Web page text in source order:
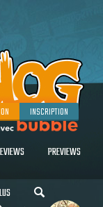
INSCRIPTION
PREVIEWS